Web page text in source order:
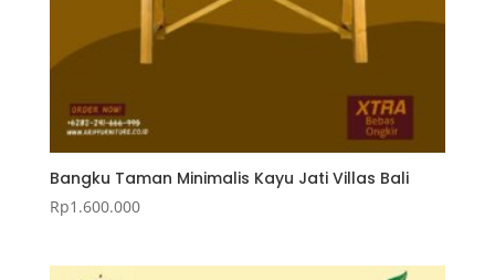
Bangku Taman Minimalis Kayu Jati Villas Bali
Rp1.600.000